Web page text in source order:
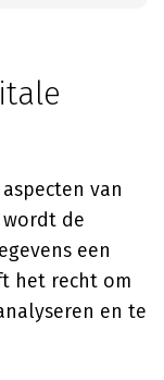
van
de
een
het recht om
en te